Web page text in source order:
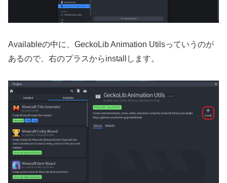
Availableの中に、GeckoLib Animation Utilsっていうのが
あるので、右のプラスからinstallします。